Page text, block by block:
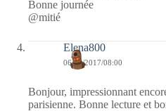
Bonne journée
@mitié
Elena800
06/01/2017/08:00
Bonjour, impressionnant
parisienne. Bonne lecture et